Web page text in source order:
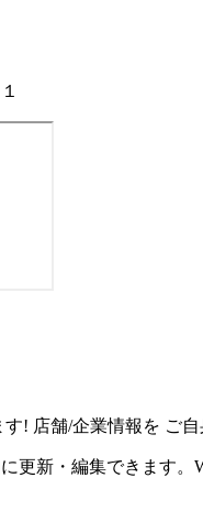
す! 店舗/企業情報を ご
更新・編集できます。